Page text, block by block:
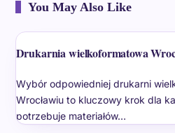
You May Also Like
Drukarnia wielkoformatowa
Wybór odpowiedniej drukarni
Wrocławiu to kluczowy krok dla
potrzebuje materiałów…